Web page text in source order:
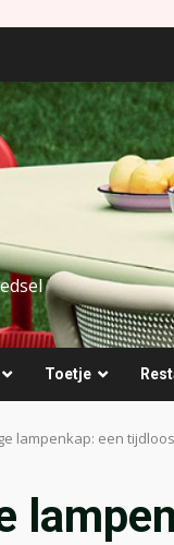
Toetje
lampenkap: een